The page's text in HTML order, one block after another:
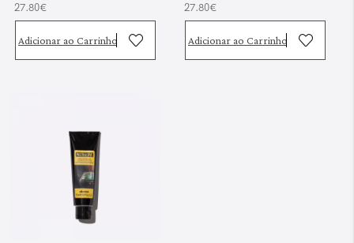
27.80€
Adicionar ao Carrinho
27.80€
Adicionar ao Carrinho